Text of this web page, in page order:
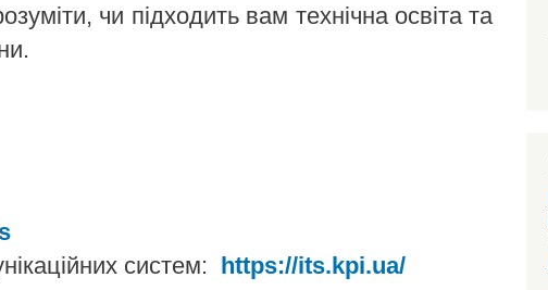
чи підходить вам технічна освіта та
систем: https://its.kpi.ua/